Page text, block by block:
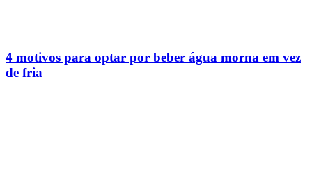
4 motivos para optar por beber água morna em vez
de fria